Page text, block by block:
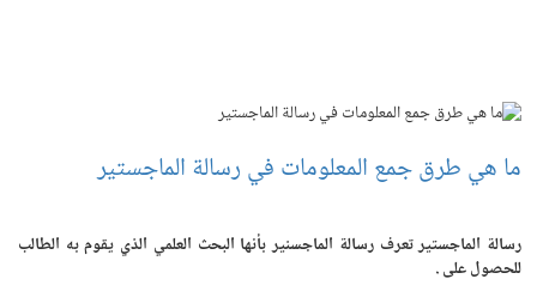
ما هي طرق جمع المعلومات في رسالة الماجستير
رسالة الماجستير تعرف رسالة الماجسنير بأنها البحث العلمي الذي يقوم به الطالب
للحصول على .